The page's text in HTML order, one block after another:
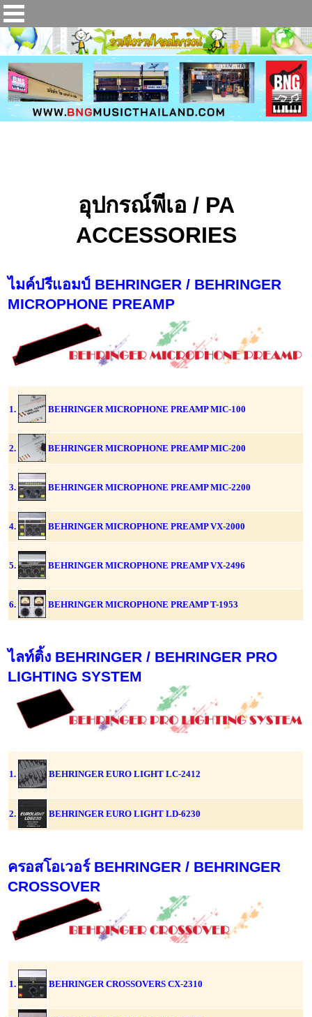
อุปกรณ์พีเอ / PA
ACCESSORIES
ไมค์ปรีแอมป์ BEHRINGER / BEHRINGER
MICROPHONE PREAMP
1. BEHRINGER MICROPHONE PREAMP MIC-100
2. BEHRINGER MICROPHONE PREAMP MIC-200
3. BEHRINGER MICROPHONE PREAMP MIC-2200
4. BEHRINGER MICROPHONE PREAMP VX-2000
5. BEHRINGER MICROPHONE PREAMP VX-2496
6. BEHRINGER MICROPHONE PREAMP T-1953
ไลท์ติ้ง BEHRINGER / BEHRINGER PRO
LIGHTING SYSTEM
1. BEHRINGER EURO LIGHT LC-2412
2. BEHRINGER EURO LIGHT LD-6230
ครอสโอเวอร์ BEHRINGER / BEHRINGER
CROSSOVER
1. BEHRINGER CROSSOVERS CX-2310